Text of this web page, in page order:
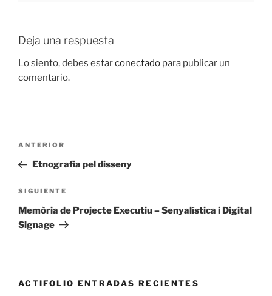
Deja una respuesta
Lo siento, debes estarconectado para publicar un
comentario.
Navegación
entradas
Entrada
anterior:
ANTERIOR
Etnografia pel disseny
Siguiente
entrada
SIGUIENTE
Memòria de Projecte Executiu – Senyalística i Digital
Signage
ACTIFOLIO ENTRADAS RECIENTES